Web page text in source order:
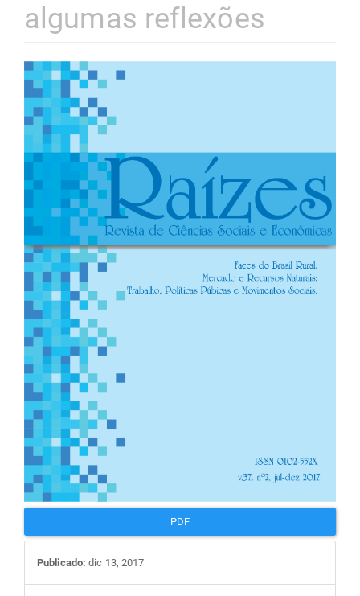
algumas reflexões
Barra
lateral
de
artigos
PDF
Publicado: dic 13, 2017